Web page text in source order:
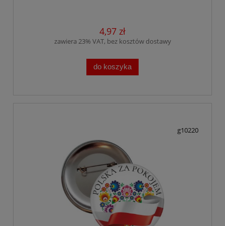
4,97 zł
zawiera 23% VAT, bez kosztów dostawy
do koszyka
g10220